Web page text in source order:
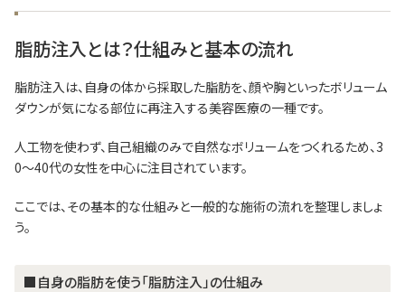
脂肪注入とは？仕組みと基本の流れ
脂肪注入は、自身の体から採取した脂肪を、顔や胸といったボリューム
ダウンが気になる部位に再注入する美容医療の一種です。
人工物を使わず、自己組織のみで自然なボリュームをつくれるため、3
0〜40代の女性を中心に注目されています。
ここでは、その基本的な仕組みと一般的な施術の流れを整理しましょ
う。
■自身の脂肪を使う「脂肪注入」の仕組み